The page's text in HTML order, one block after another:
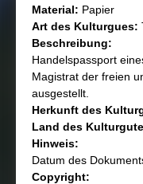
Material: Papier
Art des Kulturguеs:
Beschreibung:
Handelspassport
Magistrat der freien
ausgestellt.
Herkunft des
Land des
Hinweis:
Datum des
Copyright: